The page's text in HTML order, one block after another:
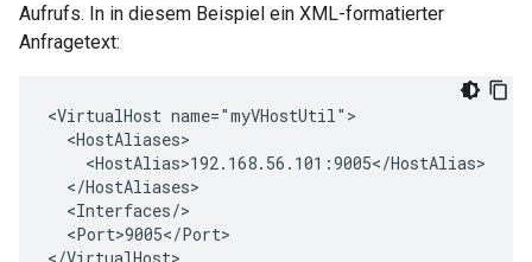
Aufrufs. In in diesem Beispiel ein XML-formatierter
Anfragetext:
<VirtualHost name="myVHostUtil">
  <HostAliases>
    <HostAlias>192.168.56.101:9005</HostAlias>
  </HostAliases>
  <Interfaces/>
  <Port>9005</Port>